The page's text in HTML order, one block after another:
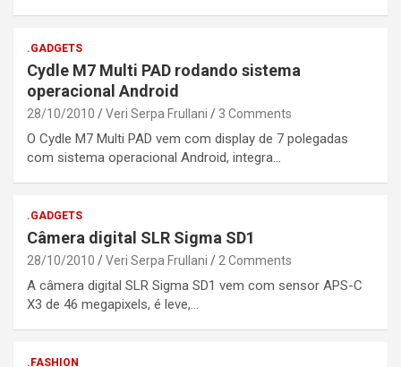
.GADGETS
Cydle M7 Multi PAD rodando sistema
operacional Android
28/10/2010 Veri Serpa Frullani 3 Comments
O Cydle M7 Multi PAD vem com display de 7 polegadas
com sistema operacional Android, integra…
.GADGETS
Câmera digital SLR Sigma SD1
28/10/2010 Veri Serpa Frullani 2 Comments
A câmera digital SLR Sigma SD1 vem com sensor APS-C
X3 de 46 megapixels, é leve,…
.FASHION